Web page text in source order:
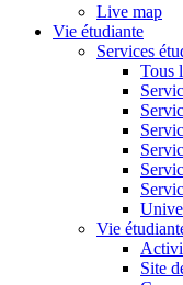
Live map
Vie étudiante
Services
Tous
Vie
Site